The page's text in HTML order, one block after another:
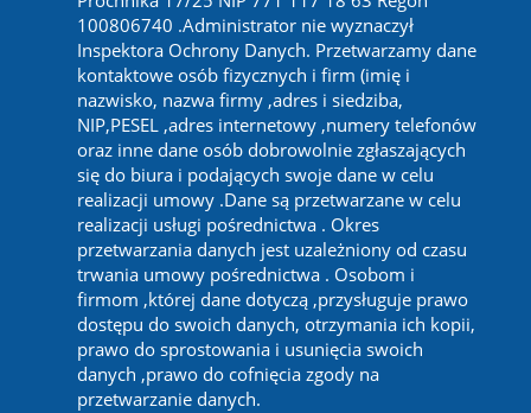
100806740 .Administrator nie wyznaczył
Inspektora Ochrony Danych. Przetwarzamy dane
kontaktowe osób fizycznych i firm (imię i
nazwisko, nazwa firmy ,adres i siedziba,
NIP,PESEL ,adres internetowy ,numery telefonów
oraz inne dane osób dobrowolnie zgłaszających
się do biura i podających swoje dane w celu
realizacji umowy .Dane są przetwarzane w celu
realizacji usługi pośrednictwa . Okres
przetwarzania danych jest uzależniony od czasu
trwania umowy pośrednictwa . Osobom i
firmom ,której dane dotyczą ,przysługuje prawo
dostępu do swoich danych, otrzymania ich kopii,
prawo do sprostowania i usunięcia swoich
danych ,prawo do cofnięcia zgody na
przetwarzanie danych.